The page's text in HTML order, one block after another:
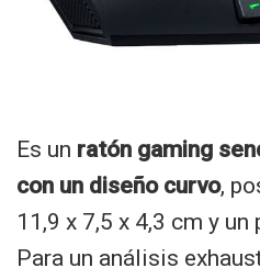
Es un ratón gaming
con un diseño curvo,
11,9 x 7,5 x 4,3 cm y
Para un análisis